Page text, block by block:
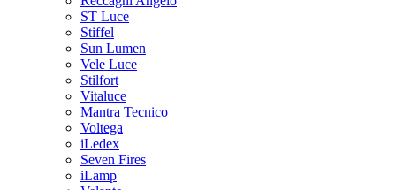
ST Luce
Stiffel
Sun Lumen
Vele Luce
Stilfort
Vitaluce
Mantra Tecnico
Voltega
iLedex
Seven Fires
iLamp